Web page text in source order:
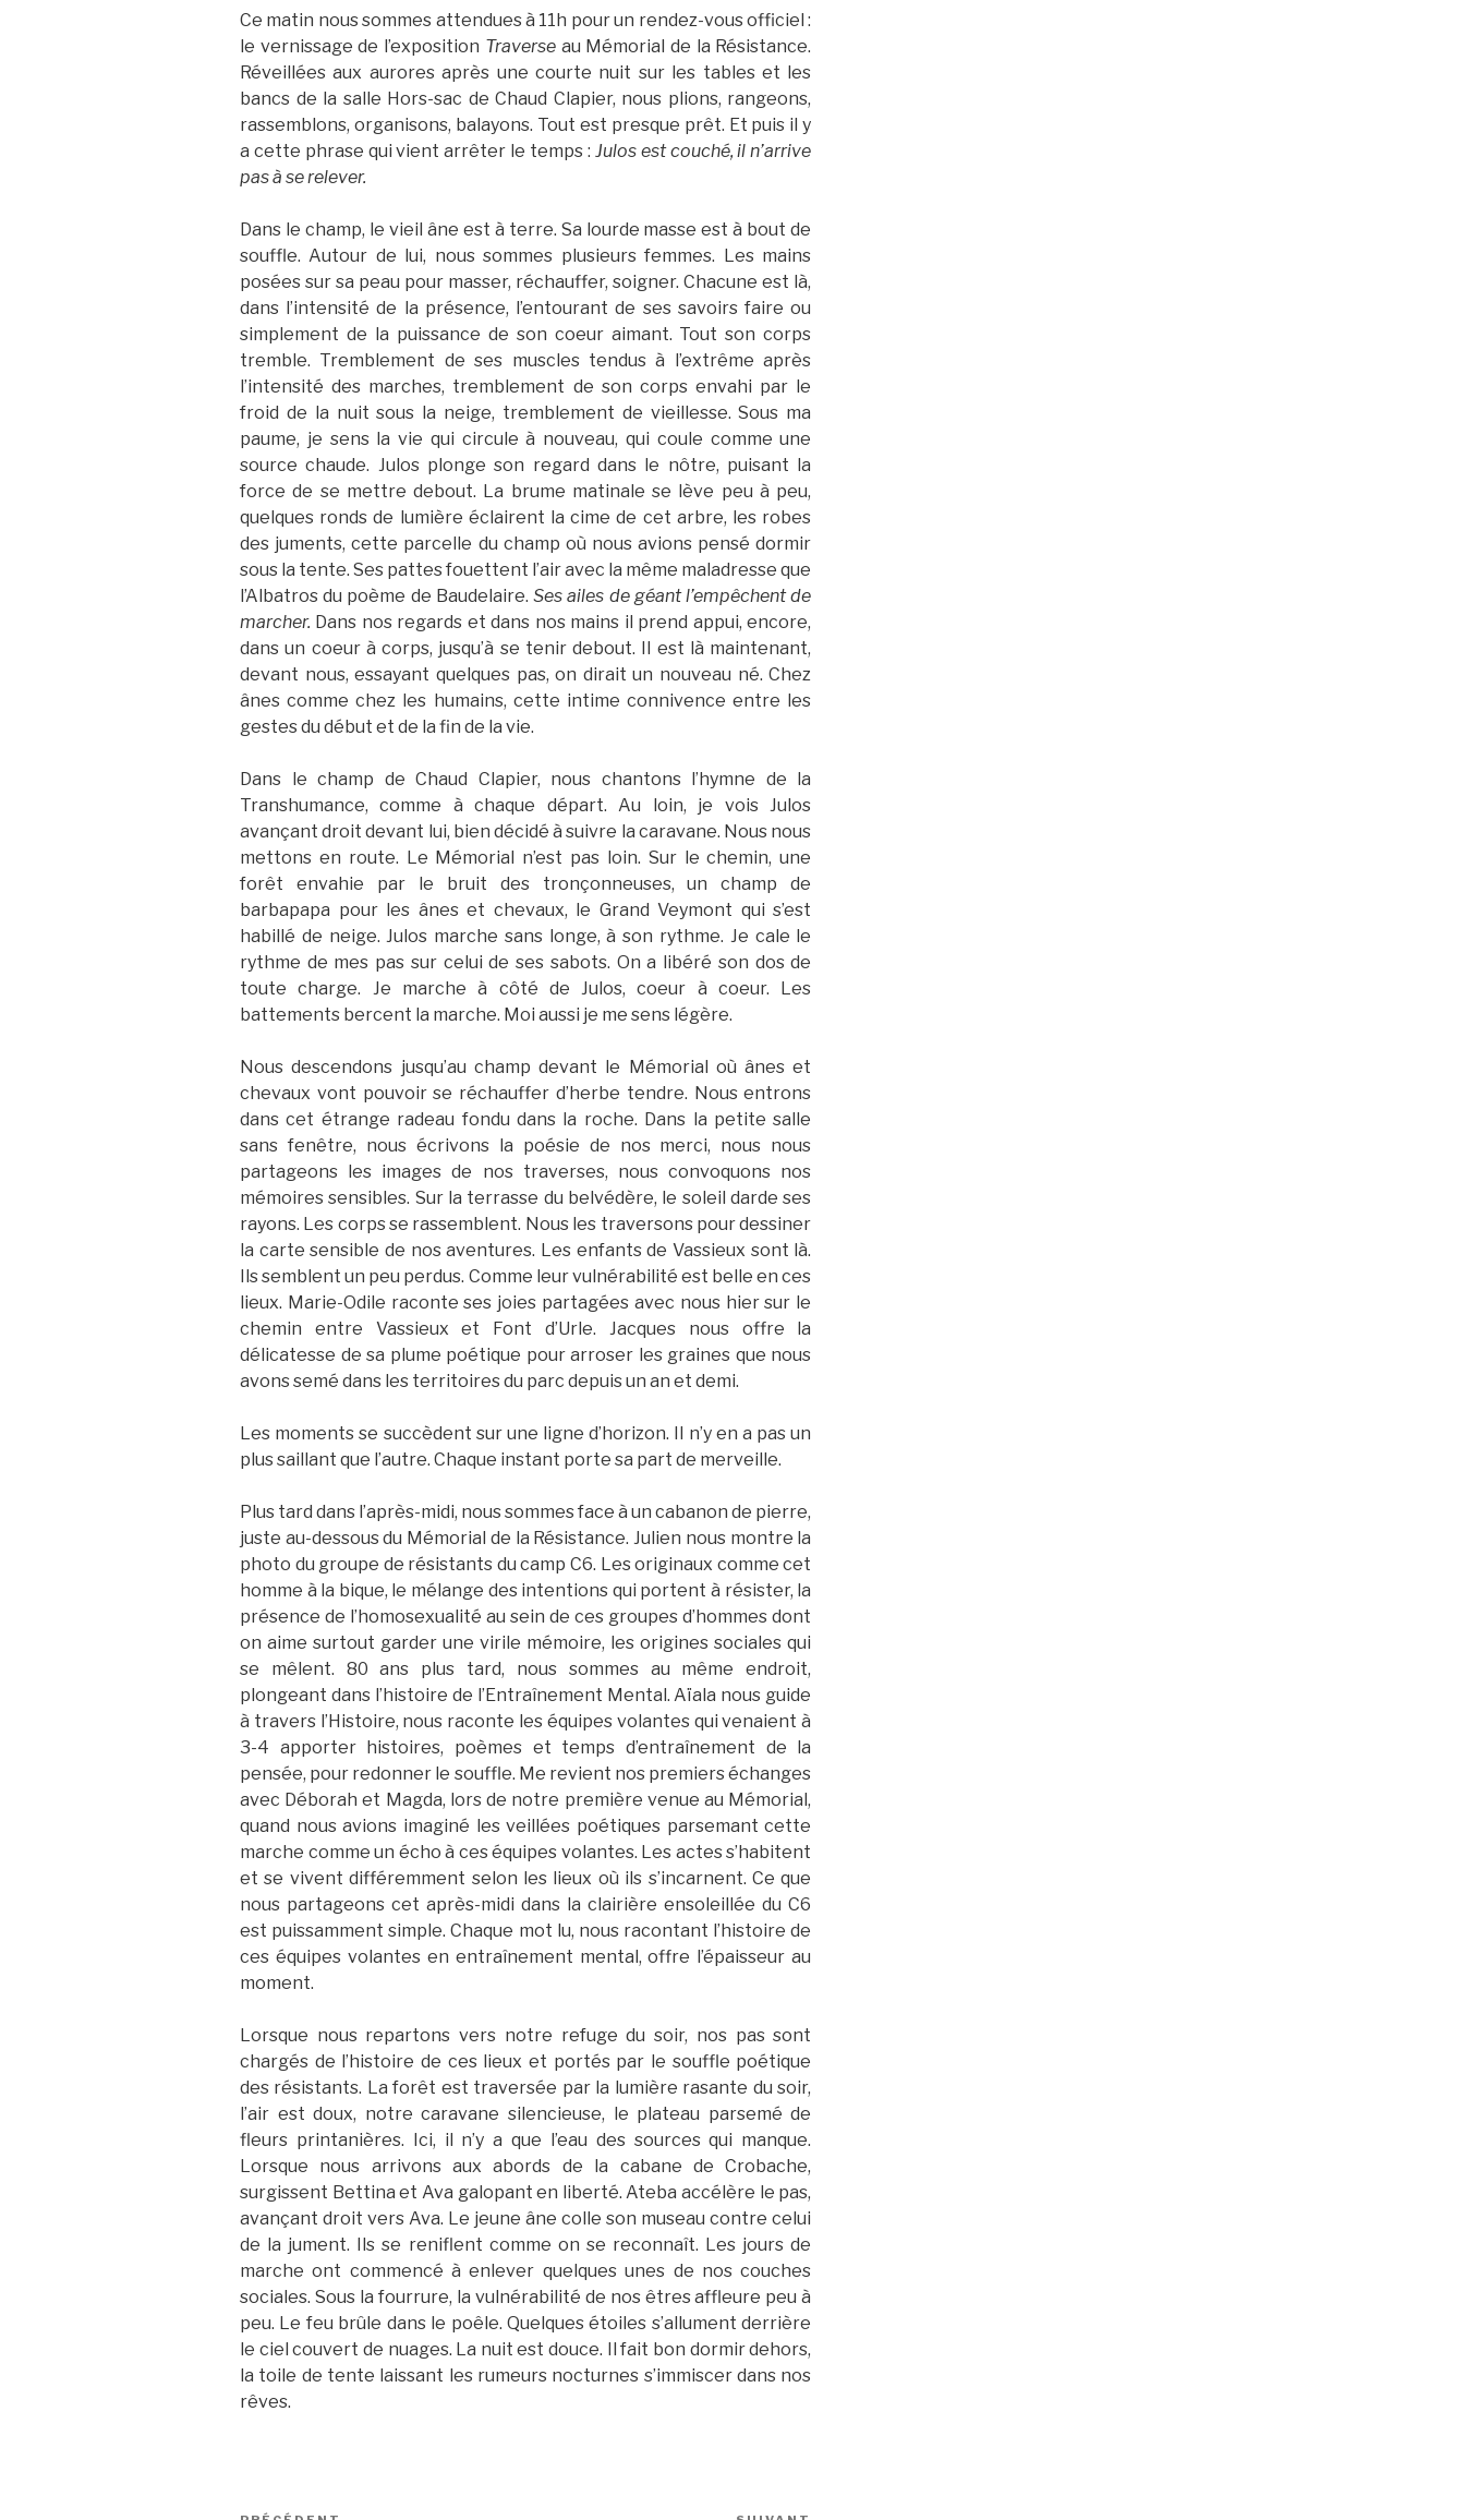
Ce matin nous sommes attendues à 11h pour un rendez-vous officiel :
le vernissage de l’exposition Traverseau Mémorial de la Résistance.
Réveillées aux aurores après une courte nuit sur les tables et les
bancs de la salle Hors-sac de Chaud Clapier, nous plions, rangeons,
rassemblons, organisons, balayons. Tout est presque prêt. Et puis il y
a cette phrase qui vient arrêter le temps : Julos est couché, il n’arrive
pas à se relever.
Dans le champ, le vieil âne est à terre. Sa lourde masse est à bout de
souffle. Autour de lui, nous sommes plusieurs femmes. Les mains
posées sur sa peau pour masser, réchauffer, soigner. Chacune est là,
dans l’intensité de la présence, l’entourant de ses savoirs faire ou
simplement de la puissance de son coeur aimant. Tout son corps
tremble. Tremblement de ses muscles tendus à l’extrême après
l’intensité des marches, tremblement de son corps envahi par le
froid de la nuit sous la neige, tremblement de vieillesse. Sous ma
paume, je sens la vie qui circule à nouveau, qui coule comme une
source chaude. Julos plonge son regard dans le nôtre, puisant la
force de se mettre debout. La brume matinale se lève peu à peu,
quelques ronds de lumière éclairent la cime de cet arbre, les robes
des juments, cette parcelle du champ où nous avions pensé dormir
sous la tente. Ses pattes fouettent l’air avec la même maladresse que
l’Albatros du poème de Baudelaire.Ses ailes de géant l’empêchent de
marcher. Dans nos regards et dans nos mains il prend appui, encore,
dans un coeur à corps, jusqu’à se tenir debout. Il est là maintenant,
devant nous, essayant quelques pas, on dirait un nouveau né. Chez
ânes comme chez les humains, cette intime connivence entre les
gestes du début et de la fin de la vie.
Dans le champ de Chaud Clapier, nous chantons l’hymne de la
Transhumance, comme à chaque départ. Au loin, je vois Julos
avançant droit devant lui, bien décidé à suivre la caravane. Nous nous
mettons en route. Le Mémorial n’est pas loin. Sur le chemin, une
forêt envahie par le bruit des tronçonneuses, un champ de
barbapapa pour les ânes et chevaux, le Grand Veymont qui s’est
habillé de neige. Julos marche sans longe, à son rythme. Je cale le
rythme de mes pas sur celui de ses sabots. On a libéré son dos de
toute charge. Je marche à côté de Julos, coeur à coeur. Les
battements bercent la marche. Moi aussi je me sens légère.
Nous descendons jusqu’au champ devant le Mémorial où ânes et
chevaux vont pouvoir se réchauffer d’herbe tendre. Nous entrons
dans cet étrange radeau fondu dans la roche. Dans la petite salle
sans fenêtre, nous écrivons la poésie de nos merci, nous nous
partageons les images de nos traverses, nous convoquons nos
mémoires sensibles. Sur la terrasse du belvédère, le soleil darde ses
rayons. Les corps se rassemblent. Nous les traversons pour dessiner
la carte sensible de nos aventures. Les enfants de Vassieux sont là.
Ils semblent un peu perdus. Comme leur vulnérabilité est belle en ces
lieux. Marie-Odile raconte ses joies partagées avec nous hier sur le
chemin entre Vassieux et Font d’Urle. Jacques nous offre la
délicatesse de sa plume poétique pour arroser les graines que nous
avons semé dans les territoires du parc depuis un an et demi.
Les moments se succèdent sur une ligne d’horizon. Il n’y en a pas un
plus saillant que l’autre. Chaque instant porte sa part de merveille.
Plus tard dans l’après-midi, nous sommes face à un cabanon de pierre,
juste au-dessous du Mémorial de la Résistance. Julien nous montre la
photo du groupe de résistants du camp C6. Les originaux comme cet
homme à la bique, le mélange des intentions qui portent à résister, la
présence de l’homosexualité au sein de ces groupes d’hommes dont
on aime surtout garder une virile mémoire, les origines sociales qui
se mêlent. 80 ans plus tard, nous sommes au même endroit,
plongeant dans l’histoire de l’Entraînement Mental. Aïala nous guide
à travers l’Histoire, nous raconte les équipes volantes qui venaient à
3-4 apporter histoires, poèmes et temps d’entraînement de la
pensée, pour redonner le souffle. Me revient nos premiers échanges
avec Déborah et Magda, lors de notre première venue au Mémorial,
quand nous avions imaginé les veillées poétiques parsemant cette
marche comme un écho à ces équipes volantes. Les actes s’habitent
et se vivent différemment selon les lieux où ils s’incarnent. Ce que
nous partageons cet après-midi dans la clairière ensoleillée du C6
est puissamment simple. Chaque mot lu, nous racontant l’histoire de
ces équipes volantes en entraînement mental, offre l’épaisseur au
moment.
Lorsque nous repartons vers notre refuge du soir, nos pas sont
chargés de l’histoire de ces lieux et portés par le souffle poétique
des résistants. La forêt est traversée par la lumière rasante du soir,
l’air est doux, notre caravane silencieuse, le plateau parsemé de
fleurs printanières. Ici, il n’y a que l’eau des sources qui manque.
Lorsque nous arrivons aux abords de la cabane de Crobache,
surgissent Bettina et Ava galopant en liberté. Ateba accélère le pas,
avançant droit vers Ava. Le jeune âne colle son museau contre celui
de la jument. Ils se reniflent comme on se reconnaît. Les jours de
marche ont commencé à enlever quelques unes de nos couches
sociales. Sous la fourrure, la vulnérabilité de nos êtres affleure peu à
peu. Le feu brûle dans le poêle. Quelques étoiles s’allument derrière
le ciel couvert de nuages. La nuit est douce. Il fait bon dormir dehors,
la toile de tente laissant les rumeurs nocturnes s’immiscer dans nos
rêves.
Navigation